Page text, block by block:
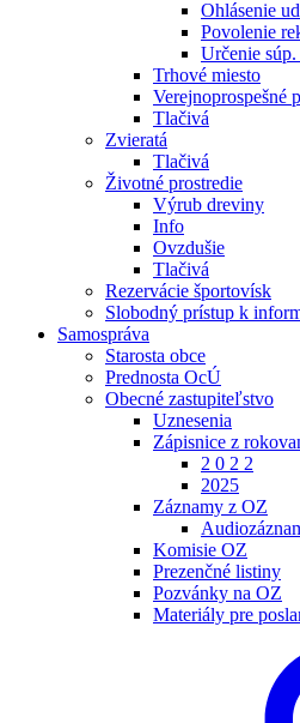
Ohlásenie
Povolenie
Určenie súp.
Trhové miesto
Verejnoprospešné
Tlačivá
Zvieratá
Tlačivá
Životné prostredie
Výrub dreviny
Info
Ovzdušie
Tlačivá
Rezervácie športovísk
Slobodný prístup k
Samospráva
Starosta obce
Prednosta OcÚ
Obecné zastupiteľstvo
Uznesenia
Zápisnice z
2 0 2 2
2025
Záznamy z OZ
Komisie OZ
Prezenčné listiny
Pozvánky na OZ
Materiály pre